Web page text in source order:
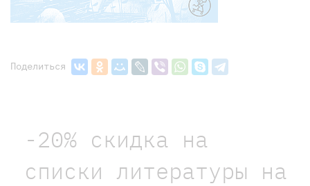
Поделиться
-20% скидка на
списки литературы на